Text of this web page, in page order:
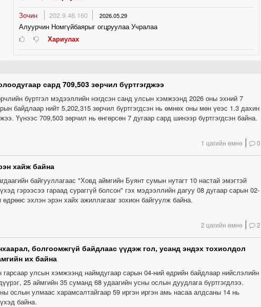
Зочин
202.9.46.160 2026.05.29
Алуурчин Номгүйбаярыг огцруулаа Учралаа
Хариулах
сард 709,503 зөрчил бүртгэгджээ
бүртгэл мэдээллийн нэгдсэн санд улсын хэмжээнд 2026 оны эхний 7
байдлаар нийт 5,202,315 зөрчил бүртгэгдсэн нь өмнөх оны мөн үеэс 1.3 дахин
Үүнээс 709,503 зөрчил нь өнгөрсөн 7 дугаар сард шинээр бүртгэгдсэн байна.
1 цагийн өмнө 0
хайж байна
байгууллагаас "Ховд аймгийн Буянт сумын нутагт 10 настай эмэгтэй
гэрээсээ гараад сураггүй болсон" гэх мэдээллийн дагуу 08 дугаар сарын 02-
өдрөөс эхлэн эрэн хайх ажиллагааг зохион байгуулж байна.
2 цагийн өмнө 2
болгоомжгүй байдлаас үүдэж гол, усанд эндэх тохиолдол
их байна
гарсаар улсын хэмжээнд наймдугаар сарын 04-ний өдрийн байдлаар нийслэлийн
25 аймгийн 35 суманд 68 удаагийн усны ослын дуудлага бүртгэгдлээ.
ослын улмаас харамсалтайгаар 59 иргэн иргэн амь насаа алдсаны 14 нь
байна.